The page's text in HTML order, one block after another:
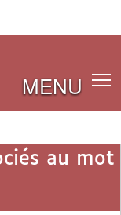
MENU
au mot